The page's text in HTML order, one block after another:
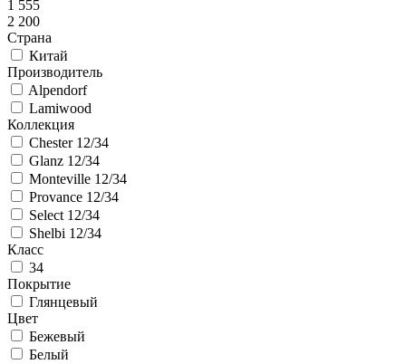
1 555
2 200
Страна
Китай
Производитель
Alpendorf
Lamiwood
Коллекция
Chester 12/34
Glanz 12/34
Monteville 12/34
Provance 12/34
Select 12/34
Shelbi 12/34
Класс
34
Покрытие
Глянцевый
Цвет
Бежевый
Белый